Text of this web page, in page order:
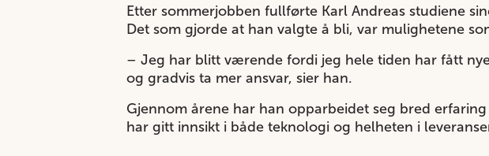
Etter sommerjobben fullførte Karl Andreas studiene
Det som gjorde at han valgte å bli, var mulighetene
– Jeg har blitt værende fordi jeg hele tiden har fått
og gradvis ta mer ansvar, sier han.
Gjennom årene har han opparbeidet seg bred
har gitt innsikt i både teknologi og helheten i